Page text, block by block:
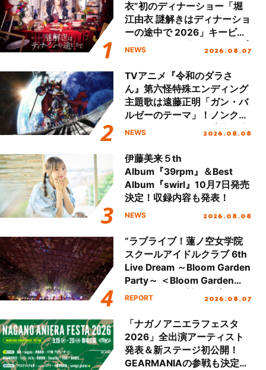
衣”初のディナーショー「堀
江由衣 謎解きはディナーショ
ーの途中で 2026」キービジ
ュアル＆グッズラインナップ
NEWS 2026.08.07
TVアニメ『令和のダラさ
ん』第六怪特殊エンディング
主題歌は遠藤正明「ガン・バ
ルゼーのテーマ」！ノンクレ
ジットエンディング映像も公
NEWS 2026.08.08
伊藤美来５th
Album『39rpm』＆Best
Album『swirl』10月7日発売
決定！収録内容も発表！
NEWS 2026.08.08
“ラブライブ！蓮ノ空女学院
スクールアイドルクラブ 6th
Live Dream ～Bloom Garden
Party～ ＜Bloom Garden
Party Stage／埼玉公演＞”
REPORT 2026.08.07
「ナガノアニエラフェスタ
2026」全出演アーティスト
発表＆新ステージ初公開！
GEARMANIAの参戦も決定